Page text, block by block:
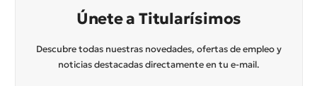
Únete a Titularísimos
Descubre todas nuestras novedades, ofertas de empleo y
noticias destacadas directamente en tu e-mail.